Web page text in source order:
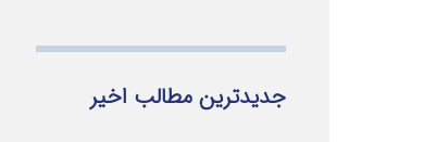
جدیدترین مطالب اخیر